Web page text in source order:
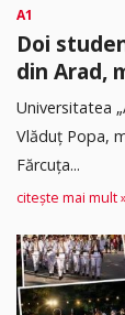
A1
Doi
din Arad,
Universitatea
Vlăduț Popa,
Fărcuța...
citește mai mult